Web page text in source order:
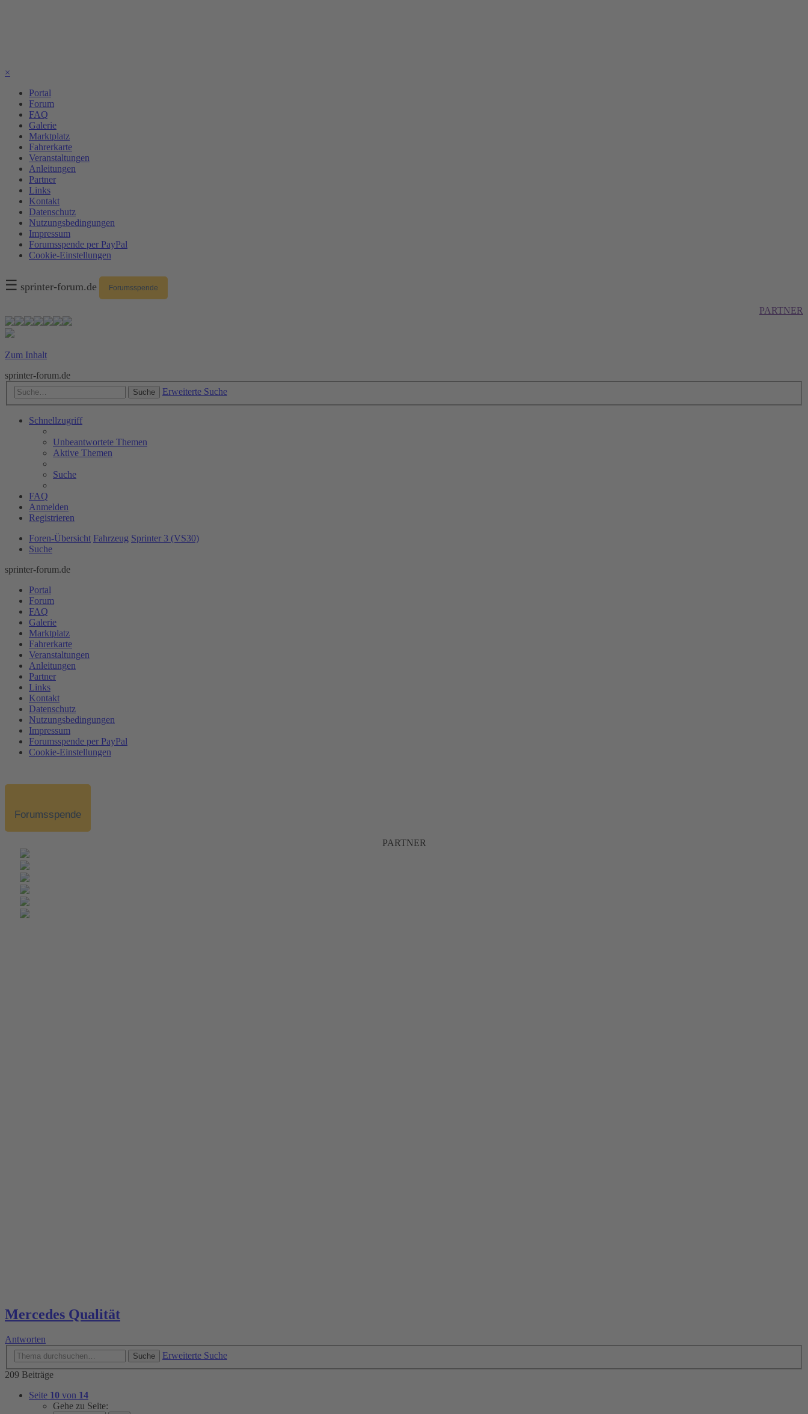
×
Portal
Forum
FAQ
Galerie
Marktplatz
Fahrerkarte
Veranstaltungen
Anleitungen
Partner
Links
Kontakt
Datenschutz
Nutzungsbedingungen
Impressum
Forumsspende per PayPal
Cookie-Einstellungen
☰ sprinter-forum.de Forumsspende
PARTNER
Zum Inhalt
sprinter-forum.de
Suche Erweiterte Suche
Schnellzugriff
Unbeantwortete Themen
Aktive Themen
Suche
FAQ
Anmelden
Registrieren
Foren-Übersicht Fahrzeug Sprinter 3 (VS30)
Suche
sprinter-forum.de
Portal
Forum
FAQ
Galerie
Marktplatz
Fahrerkarte
Veranstaltungen
Anleitungen
Partner
Links
Kontakt
Datenschutz
Nutzungsbedingungen
Impressum
Forumsspende per PayPal
Cookie-Einstellungen
Forumsspende
PARTNER
Mercedes Qualität
Antworten
Suche
Erweiterte Suche
209 Beiträge
Seite 10 von 14
Gehe zu Seite: